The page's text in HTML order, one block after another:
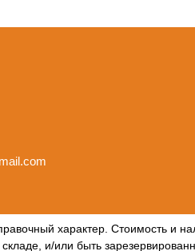
характер. Стоимость и
складе, и/или быть